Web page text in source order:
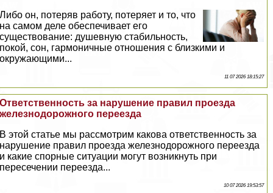
Либо он, потеряв работу, потеряет и то, что
на самом деле обеспечивает его
существование: душевную стабильность,
покой, сон, гармоничные отношения с близкими и
окружающими...
11 07 2026 18:15:27
Ответственность за нарушение правил проезда
железнодорожного переезда
В этой статье мы рассмотрим какова ответственность за
нарушение правил проезда железнодорожного переезда
и какие спopные ситуации могут возникнуть при
пересечении переезда...
10 07 2026 19:53:57